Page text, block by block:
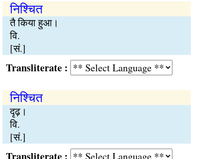
निश्चित
तै किया हुआ।
वि.
[सं.]
:
निश्चित
दृढ़।
वि.
[सं.]